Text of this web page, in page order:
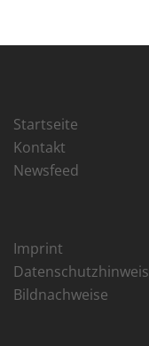
Startseite
Kontakt
Newsfeed
Imprint
Datenschutzhinweis
Bildnachweise